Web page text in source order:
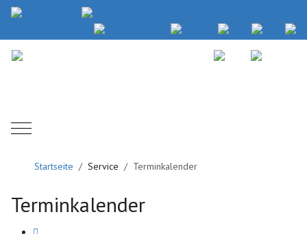
Mobile Menu Toggle
Startseite Service Terminkalender
Terminkalender